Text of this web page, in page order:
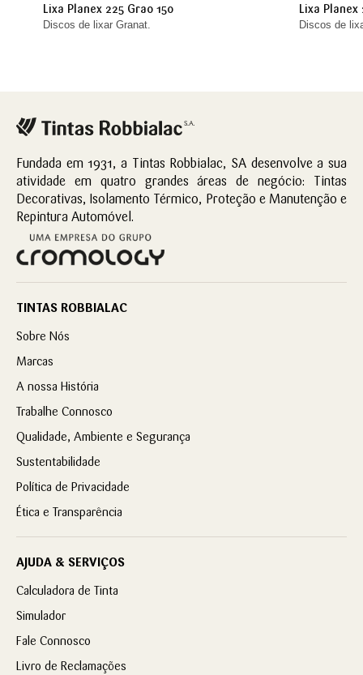
Lixa Planex 225 Grao 150
Discos de lixar Granat.
Lixa Planex
Discos de
Fundada em 1931, a Tintas Robbialac, SA desenvolve a sua
atividade em quatro grandes áreas de negócio: Tintas
Decorativas, Isolamento Térmico, Proteção e Manutenção e
Repintura Automóvel.
TINTAS ROBBIALAC
Sobre Nós
Marcas
A nossa História
Trabalhe Connosco
Qualidade, Ambiente e Segurança
Sustentabilidade
Política de Privacidade
Ética e Transparência
AJUDA & SERVIÇOS
Calculadora de Tinta
Simulador
Fale Connosco
Livro de Reclamações